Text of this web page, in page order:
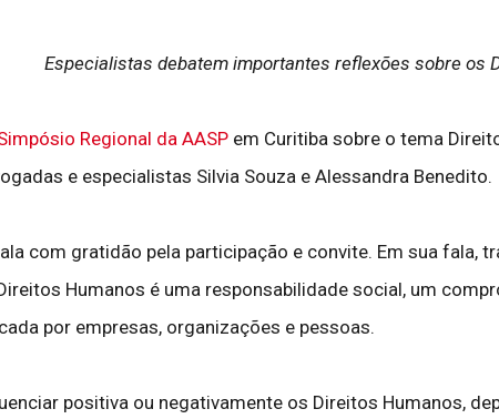
Especialistas debatem importantes reflexões sobre os
Regional da AASP em Curitiba sobre o tema
e especialistas Silvia Souza e Alessandra Benedito.
com gratidão pela participação e convite. Em sua fala,
Humanos é uma responsabilidade social, um
por empresas, organizações e pessoas.
positiva ou negativamente os Direitos Humanos,